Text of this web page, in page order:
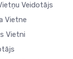
Veidotājs
Vietne
Vietni